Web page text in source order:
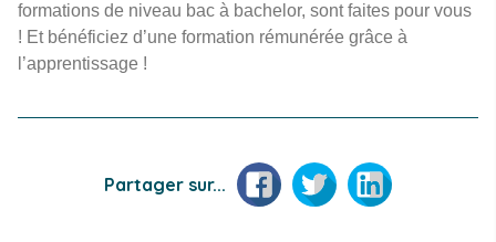
formations de niveau bac à bachelor, sont faites pour vous
! Et bénéficiez d’une formation rémunérée grâce à
l’apprentissage !
Partager sur... FacebookTwitter LinkedIn